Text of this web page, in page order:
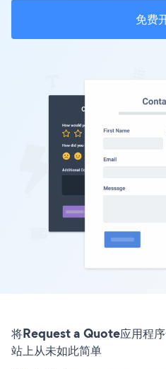
免费
将Request a Quote应用程
站上从未如此简单